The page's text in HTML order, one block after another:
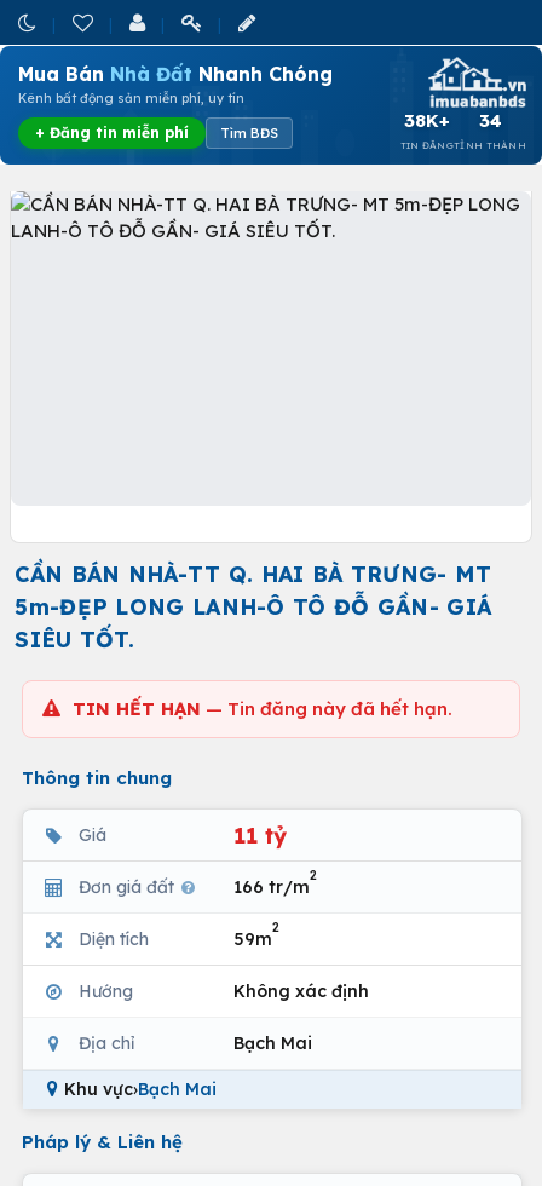
Mua Bán Nhà Đất Nhanh Chóng
Kênh bất động sản miễn phí, uy tín
+ Đăng tin miễn phí Tìm BĐS
38K+
TIN ĐĂNG
34
TỈNH THÀNH
CẦN BÁN NHÀ-TT Q. HAI BÀ TRƯNG- MT
5m-ĐẸP LONG LANH-Ô TÔ ĐỖ GẦN- GIÁ
SIÊU TỐT.
TIN HẾT HẠN — Tin đăng này đã hết hạn.
Thông tin chung
Giá 11 tỷ
Đơn giá đất 166 tr/m
2
Diện tích 59m
2
Hướng Không xác định
Địa chỉ Bạch Mai
Khu vực›Bạch Mai
Pháp lý & Liên hệ